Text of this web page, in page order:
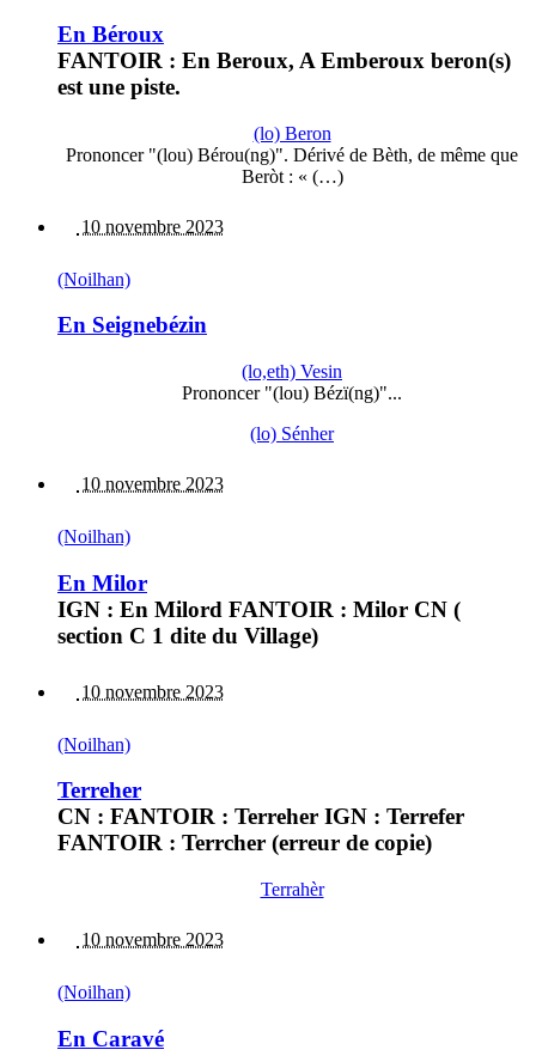
En Béroux
FANTOIR : En Beroux, A Emberoux beron(s)
est une piste.
(lo) Beron
Prononcer "(lou) Bérou(ng)". Dérivé de Bèth, de même que
Beròt : « (…)
10 novembre 2023
(Noilhan)
En Seignebézin
(lo,eth) Vesin
Prononcer "(lou) Bézï(ng)"...
(lo) Sénher
10 novembre 2023
(Noilhan)
En Milor
IGN : En Milord FANTOIR : Milor CN (
section C 1 dite du Village)
10 novembre 2023
(Noilhan)
Terreher
CN : FANTOIR : Terreher IGN : Terrefer
FANTOIR : Terrcher (erreur de copie)
Terrahèr
10 novembre 2023
(Noilhan)
En Caravé